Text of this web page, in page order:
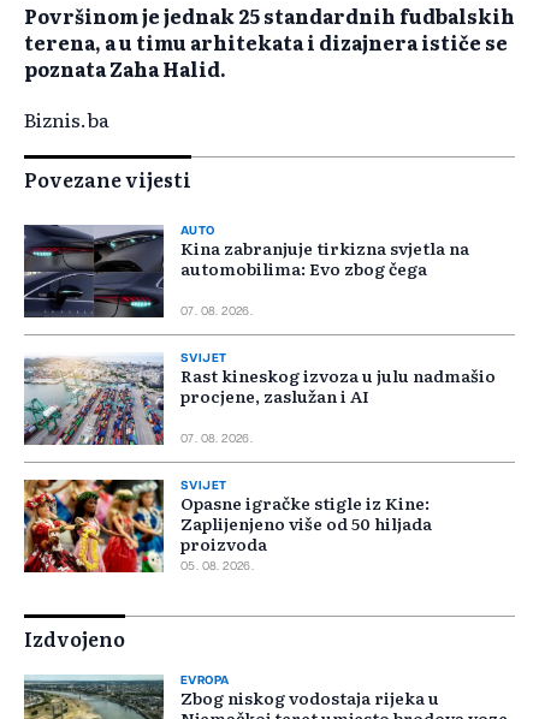
Površinom je jednak 25 standardnih fudbalskih
terena, a u timu arhitekata i dizajnera ističe se
poznata Zaha Halid.
Biznis.ba
Povezane vijesti
AUTO
Kina zabranjuje tirkizna svjetla na
automobilima: Evo zbog čega
07. 08. 2026.
SVIJET
Rast kineskog izvoza u julu nadmašio
procjene, zaslužan i AI
07. 08. 2026.
SVIJET
Opasne igračke stigle iz Kine:
Zaplijenjeno više od 50 hiljada
proizvoda
05. 08. 2026.
Izdvojeno
EVROPA
Zbog niskog vodostaja rijeka u